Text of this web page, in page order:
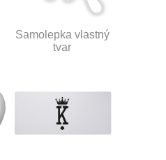
Samolepka vlastný
tvar